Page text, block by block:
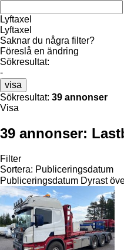
Lyftaxel
Lyftaxel
Saknar du några filter?
Föreslå en ändring
Sökresultat:
-
visa
Sökresultat: 39 annonser
Visa
39 annonser:
Filter
Sortera: Publiceringsdatum
Publiceringsdatum Dyrast